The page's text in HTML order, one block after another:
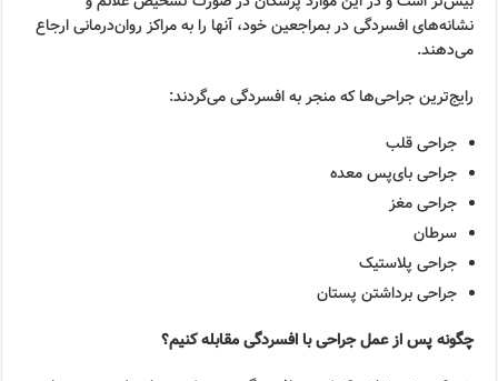
نشانه‌های افسردگی در بمراجعین خود، آنها را به مراکز روان‌درمانی ارجاع
می‌دهند.
رایج‌ترین جراحی‌ها که منجر به افسردگی می‌گردند:
جراحی قلب
جراحی بای‌پس معده
جراحی مغز
سرطان
جراحی پلاستیک
جراحی برداشتن پستان
چگونه پس از عمل جراحی با افسردگی مقابله کنیم؟